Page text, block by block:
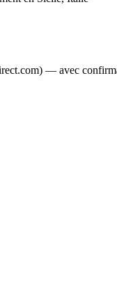
— avec